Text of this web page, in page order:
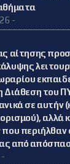
-
αίτησης
Διάθεση του
σε αυτήν
αλλά
που περιήλθαν
από
-